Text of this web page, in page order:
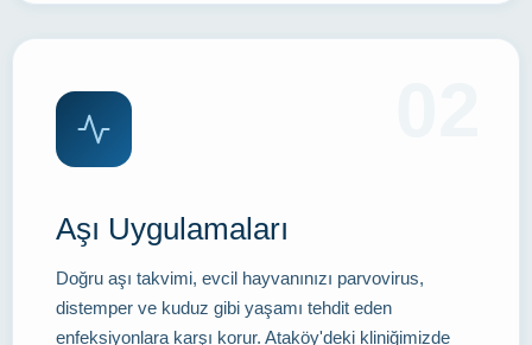
Aşı Uygulamaları
Doğru aşı takvimi, evcil hayvanınızı parvovirus,
distemper ve kuduz gibi yaşamı tehdit eden
enfeksiyonlara karşı korur. Ataköy'deki kliniğimizde